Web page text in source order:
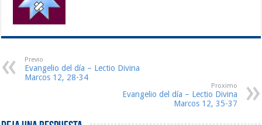
Previo
Evangelio del día – Lectio Divina
Marcos 12, 28-34
Proximo
Evangelio del día – Lectio Divina
Marcos 12, 35-37